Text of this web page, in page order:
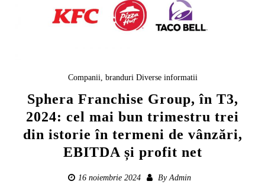
Companii, branduri Diverse informatii
Sphera Franchise Group, în T3,
2024: cel mai bun trimestru trei
din istorie în termeni de vânzări,
EBITDA și profit net
16 noiembrie 2024 ByAdmin